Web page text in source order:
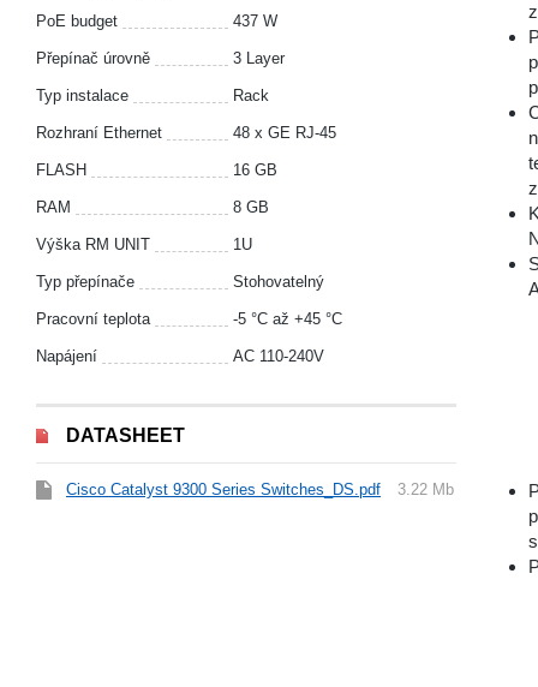
PoE budget 437 W
Přepínač úrovně 3 Layer
Typ instalace Rack
Rozhraní Ethernet 48 x GE RJ-45
FLASH 16 GB
RAM 8 GB
Výška RM UNIT 1U
Typ přepínače Stohovatelný
Pracovní teplota -5 °С až +45 °С
Napájení AC 110-240V
DATASHEET
Cisco Catalyst 9300 Series Switches_DS.pdf 3.22 Mb